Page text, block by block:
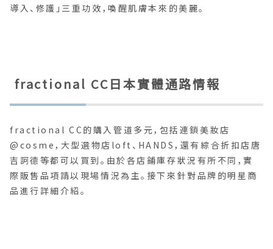
導入、修護」三重功效，喚醒肌膚本來的美麗。
fractional CC日本實體通路情報
fractional CC的購入管道多元，包括連鎖美妝店
@cosme，大型選物店loft、HANDS，還有綜合折扣店唐
吉訶德等都可以買到。由於各店鋪庫存狀況有所不同，實
際販售品項請以現場情況為主。接下來針對品牌的明星商
品進行詳細介紹。